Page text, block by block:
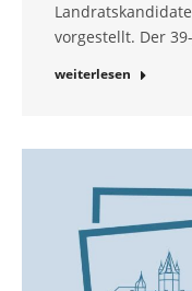
vorgestellt. Der
weiterlesen